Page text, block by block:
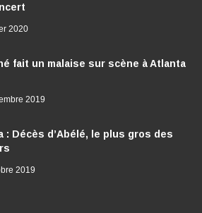
2020
fait un malaise sur scène à Atlanta
2019
: Décès d’Abélé, le plus gros des
2019